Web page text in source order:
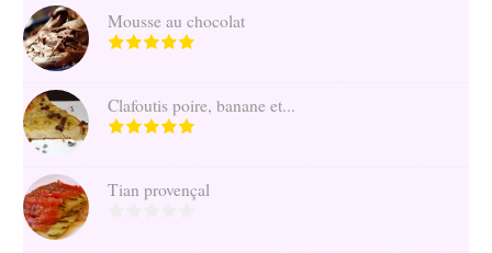
Mousse au chocolat
Clafoutis poire, banane et...
Tian provençal